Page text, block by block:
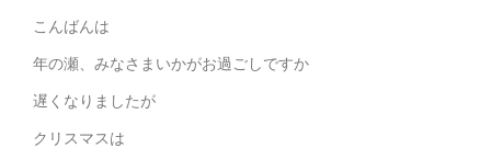
こんばんは
年の瀬、みなさまいかがお過ごしですか
遅くなりましたが
クリスマスは